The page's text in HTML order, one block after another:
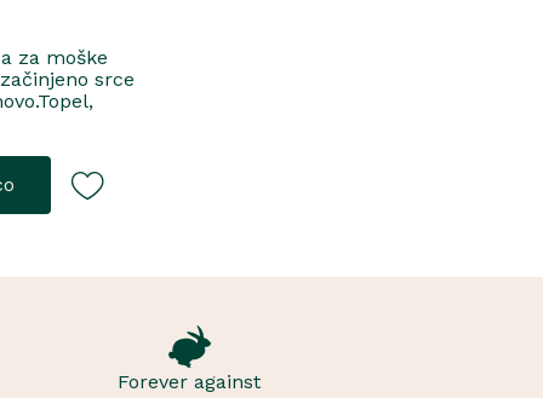
za moške
srce
Forever against